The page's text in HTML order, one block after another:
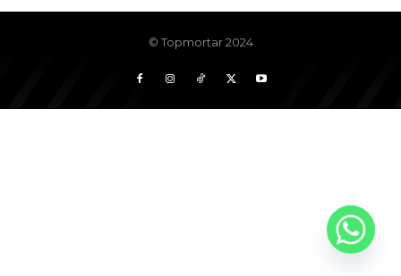
© Topmortar 2024